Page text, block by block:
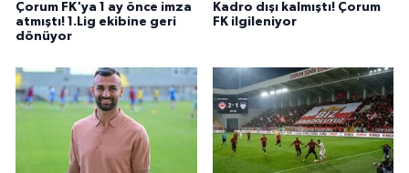
Çorum FK'ya 1 ay önce imza
atmıştı! 1.Lig ekibine geri
dönüyor
Kadro dışı kalmıştı! Çorum
FK ilgileniyor